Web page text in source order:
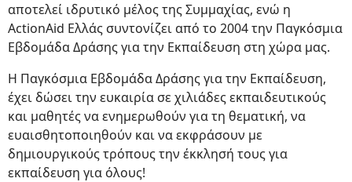
αποτελεί ιδρυτικό μέλος της Συμμαχίας, ενώ η
ActionAid Ελλάς συντονίζει από το 2004 την Παγκόσμια
Εβδομάδα Δράσης για την Εκπαίδευση στη χώρα μας.
Η Παγκόσμια Εβδομάδα Δράσης για την Εκπαίδευση,
έχει δώσει την ευκαιρία σε χιλιάδες εκπαιδευτικούς
και μαθητές να ενημερωθούν για τη θεματική, να
ευαισθητοποιηθούν και να εκφράσουν με
δημιουργικούς τρόπους την έκκλησή τους για
εκπαίδευση για όλους!